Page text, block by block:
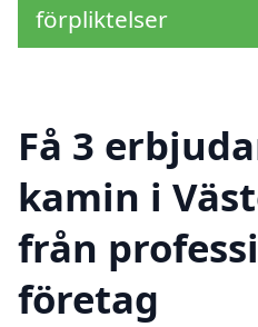
förpliktelser
Få 3
kamin i
från
företag